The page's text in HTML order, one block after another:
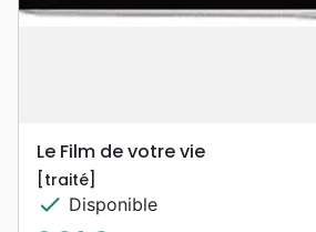
Le Film de votre vie
[traité]
check Disponible